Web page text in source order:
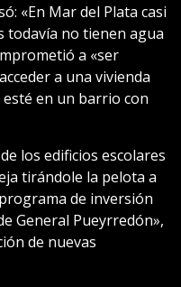
«En Mar del Plata casi
todavía no tienen agua
a «ser
a una vivienda
en un barrio con
los edificios escolares
tirándole la pelota a
de inversión
General Pueyrredón»,
de nuevas